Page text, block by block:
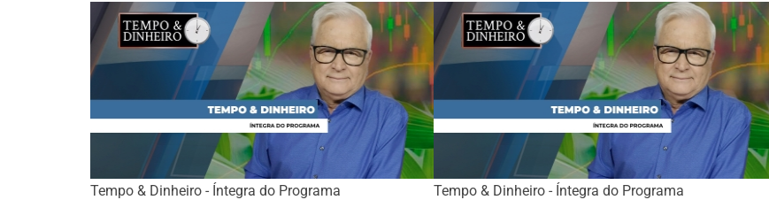
Tempo & Dinheiro - Íntegra do Programa Tempo & Dinheiro - Íntegra do Programa